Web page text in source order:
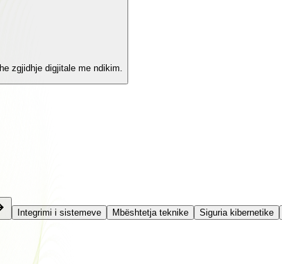
zgjidhje digjitale me ndikim.
Integrimi i sistemeve Mbështetja teknike Siguria kibernetike